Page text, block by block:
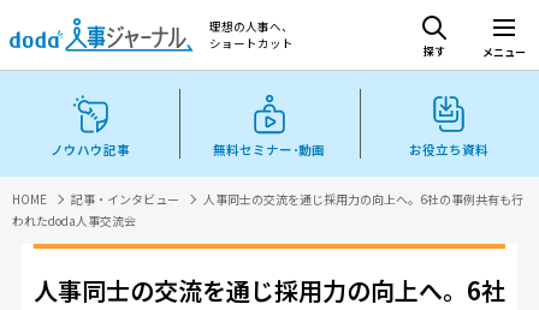
理想の人事へ、
ショートカット
探す メニュー
ノウハウ記事 無料セミナー･動画 お役立ち資料
HOME 記事・インタビュー
人事同士の交流を通じ採用力の向上へ。6社の事例共有も行
われたdoda人事交流会
人事同士の交流を通じ採用力の向上へ。6社